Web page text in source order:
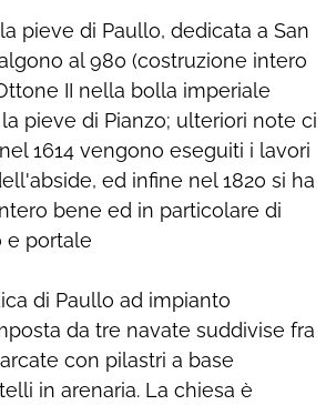
pieve di Paullo, dedicata a San
al 980 (costruzione intero
II nella bolla imperiale
pieve di Pianzo; ulteriori note ci
1614 vengono eseguiti i lavori
ed infine nel 1820 si ha
bene ed in particolare di
e portale
di Paullo ad impianto
da tre navate suddivise fra
con pilastri a base
in arenaria. La chiesa è